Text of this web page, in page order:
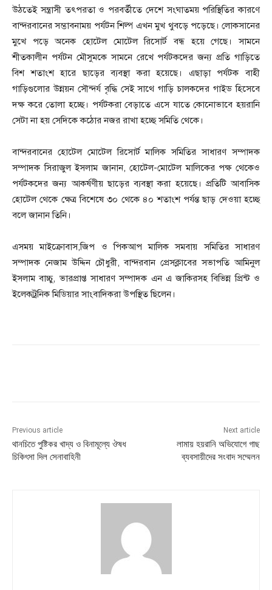
উঠতেই সন্ত্রাসী তৎপরতা ও পরবর্তীতে দেশে সংঘাতময় পরিস্থিতির কারণে
বান্দরবানের সম্ভাবনাময় পর্যটন শিল্প এখন মুখ থুবড়ে পড়েছে। লোকসানের
মুখে পড়ে অনেক হোটেল মোটেল রিসোর্ট বন্ধ হয়ে গেছে। সামনে
শীতকালীন পর্যটন মৌসুমকে সামনে রেখে পর্যটকদের জন্য প্রতি গাড়িতে
বিশ শতাংশ হারে ছাড়ের ব্যবস্থা করা হয়েছে। এছাড়া পর্যটক বাহী
গাড়িগুলোর উন্নয়ন সৌন্দর্য বৃদ্ধি সেই সাথে গাড়ি চালকদের গাইড হিসেবে
দক্ষ করে তোলা হচ্ছে। পর্যটকরা বেড়াতে এসে যাতে কোনোভাবে হয়রানি
সেটা না হয় সেদিকে কঠোর নজর রাখা হচ্ছে সমিতি থেকে।
বান্দরবানের হোটেল মোটেল রিসোর্ট মালিক সমিতির সাধারণ সম্পাদক
সম্পাদক সিরাজুল ইসলাম জানান, হোটেল-মোটেল মালিকের পক্ষ থেকেও
পর্যটকদের জন্য আকর্ষণীয় ছাড়ের ব্যবস্থা করা হয়েছে। প্রতিটি আবাসিক
হোটেল থেকে ক্ষেত্র বিশেষে ৩০ থেকে ৪০ শতাংশ পর্যন্ত ছাড় দেওয়া হচ্ছে
বলে জানান তিনি।
এসময় মাইক্রোবাস,জিপ ও পিকআপ মালিক সমবায় সমিতির সাধারণ
সম্পাদক নেজাম উদ্দিন চৌধুরী, বান্দরবান প্রেসক্লাবের সভাপতি আমিনুল
ইসলাম বাচ্চু, ভারপ্রাপ্ত সাধারণ সম্পাদক এন এ জাকিরসহ বিভিন্ন প্রিন্ট ও
ইলেকট্রনিক মিডিয়ার সাংবাদিকরা উপস্থিত ছিলেন।
Previous article
থানচিতে পুষ্টিকর খাদ্য ও বিনামূল্যে ঔষধ
চিকিৎসা দিল সেনাবাহিনী
Next article
লামায় হয়রানি অভিযোগে গাছ
ব্যবসায়ীদের সংবাদ সম্মেলন